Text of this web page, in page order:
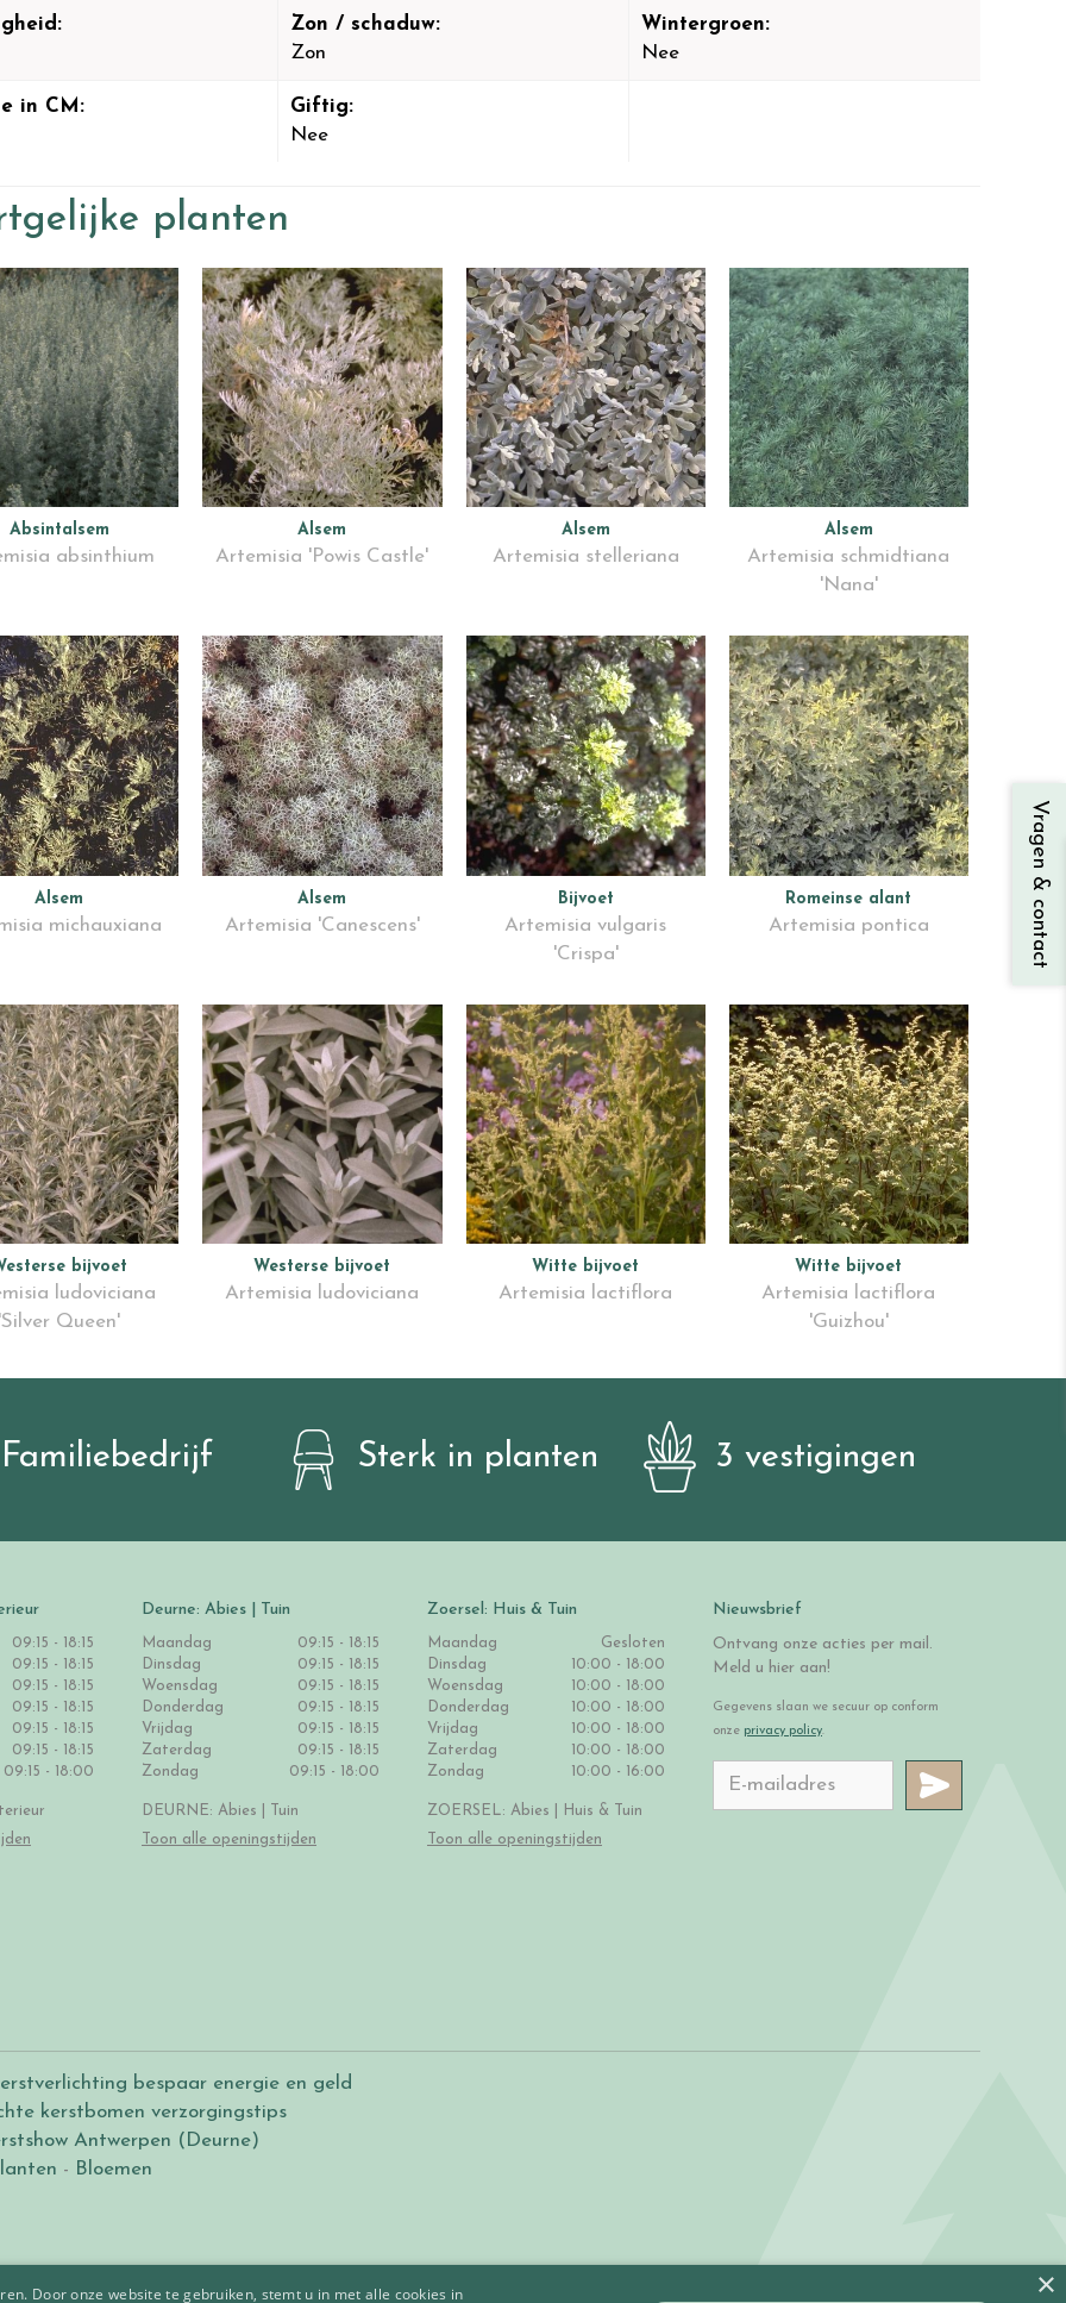
Zon / schaduw:
Zon
Wintergroen:
Nee
in CM:
Giftig:
Nee
planten
Absintalsem
absinthium
Alsem
Artemisia 'Powis Castle'
Alsem
Artemisia stelleriana
Alsem
Artemisia schmidtiana
'Nana'
Alsem
michauxiana
Alsem
Artemisia 'Canescens'
Bijvoet
Artemisia vulgaris
'Crispa'
Romeinse alant
Artemisia pontica
bijvoet
ludoviciana
Queen'
Westerse bijvoet
Artemisia ludoviciana
Witte bijvoet
Artemisia lactiflora
Witte bijvoet
Artemisia lactiflora
'Guizhou'
Familiebedrijf Sterk in planten 3 vestigingen
09:15 - 18:15
09:15 - 18:15
09:15 - 18:15
09:15 - 18:15
09:15 - 18:15
09:15 - 18:15
09:15 - 18:00
Deurne: Abies | Tuin
Maandag
09:15 - 18:15
Dinsdag
09:15 - 18:15
Woensdag
09:15 - 18:15
Donderdag
09:15 - 18:15
Vrijdag
09:15 - 18:15
Zaterdag
09:15 - 18:15
Zondag
09:15 - 18:00
DEURNE: Abies | Tuin
Toon alle openingstijden
Zoersel: Huis & Tuin
Maandag
Gesloten
Dinsdag
10:00 - 18:00
Woensdag
10:00 - 18:00
Donderdag
10:00 - 18:00
Vrijdag
10:00 - 18:00
Zaterdag
10:00 - 18:00
Zondag
10:00 - 16:00
ZOERSEL: Abies | Huis & Tuin
Toon alle openingstijden
Nieuwsbrief
Ontvang onze acties per mail.
Meld u hier aan!
Gegevens slaan we secuur op conform
onze privacy policy.
bespaar energie en geld
kerstbomen verzorgingstips
Antwerpen (Deurne)
- Bloemen
Vragen & contact
×
Door onze website te gebruiken, stemt u in met alle cookies in